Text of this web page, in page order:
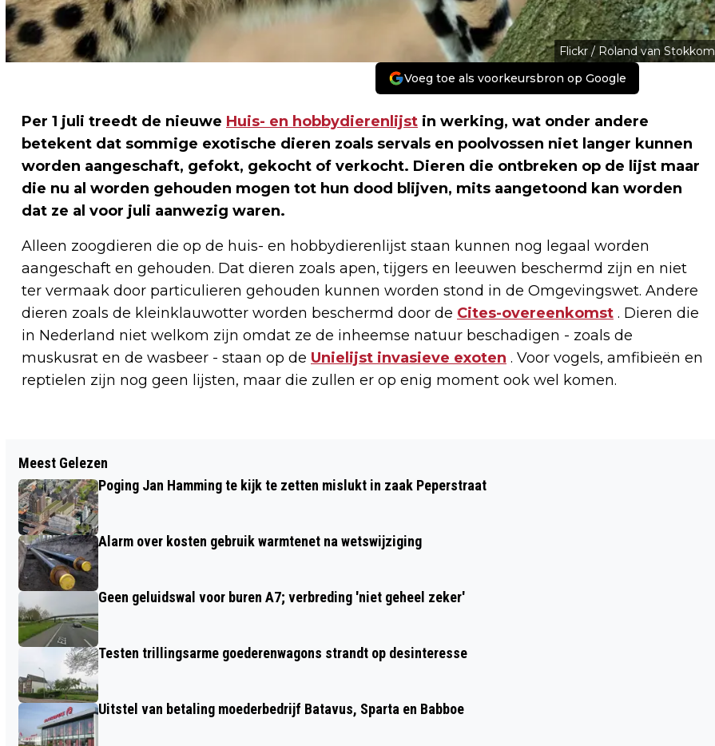
Flickr / Roland van Stokkom
Voeg toe als voorkeursbron op Google
Per 1 juli treedt de nieuwe Huis- en hobbydierenlijst in werking, wat onder andere
betekent dat sommige exotische dieren zoals servals en poolvossen niet langer kunnen
worden aangeschaft, gefokt, gekocht of verkocht. Dieren die ontbreken op de lijst maar
die nu al worden gehouden mogen tot hun dood blijven, mits aangetoond kan worden
dat ze al voor juli aanwezig waren.
Alleen zoogdieren die op de huis- en hobbydierenlijst staan kunnen nog legaal worden
aangeschaft en gehouden. Dat dieren zoals apen, tijgers en leeuwen beschermd zijn en niet
ter vermaak door particulieren gehouden kunnen worden stond in de Omgevingswet. Andere
dieren zoals de kleinklauwotter worden beschermd door de Cites-overeenkomst . Dieren die
in Nederland niet welkom zijn omdat ze de inheemse natuur beschadigen - zoals de
muskusrat en de wasbeer - staan op de Unielijst invasieve exoten . Voor vogels, amfibieën en
reptielen zijn nog geen lijsten, maar die zullen er op enig moment ook wel komen.
VRIJDAGTROUWERIJ OP STADHUIS BIJ
DE GOEDKOOPSTE IN NH
UITSTOOT BROEIKASGAS
Meest Gelezen
Poging Jan Hamming te kijk te zetten mislukt in zaak Peperstraat
Alarm over kosten gebruik warmtenet na wetswijziging
Geen geluidswal voor buren A7; verbreding 'niet geheel zeker'
Testen trillingsarme goederenwagons strandt op desinteresse
Uitstel van betaling moederbedrijf Batavus, Sparta en Babboe